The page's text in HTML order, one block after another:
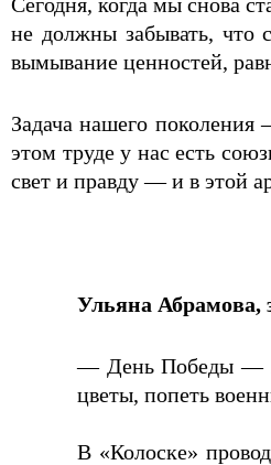
не должны забывать, что
вымывание ценностей,
Задача нашего поколения
этом труде у нас есть
свет и правду — и в этой
Ульяна Абрамова,
— День Победы —
цветы, попеть
В «Колоске»